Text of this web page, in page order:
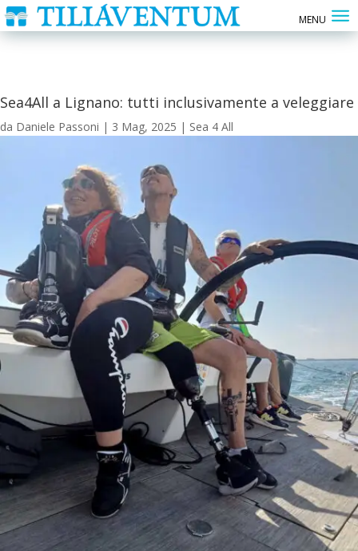
Sea4All a Lignano: tutti inclusivamente a veleggiare
da Daniele Passoni | 3 Mag, 2025 | Sea 4 All